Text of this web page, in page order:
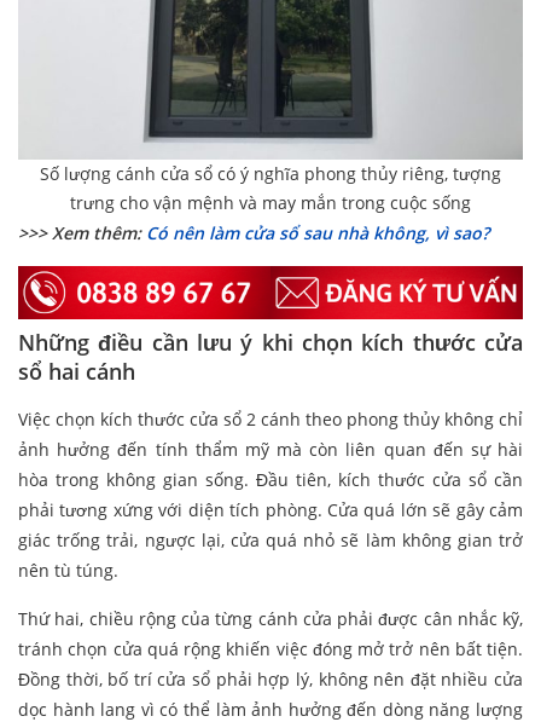
Số lượng cánh cửa sổ có ý nghĩa phong thủy riêng, tượng
trưng cho vận mệnh và may mắn trong cuộc sống
>>> Xem thêm: Có nên làm cửa sổ sau nhà không, vì sao?
Những điều cần lưu ý khi chọn kích thước cửa
sổ hai cánh
Việc chọn kích thước cửa sổ 2 cánh theo phong thủy không chỉ
ảnh hưởng đến tính thẩm mỹ mà còn liên quan đến sự hài
hòa trong không gian sống. Đầu tiên, kích thước cửa sổ cần
phải tương xứng với diện tích phòng. Cửa quá lớn sẽ gây cảm
giác trống trải, ngược lại, cửa quá nhỏ sẽ làm không gian trở
nên tù túng.
Thứ hai, chiều rộng của từng cánh cửa phải được cân nhắc kỹ,
tránh chọn cửa quá rộng khiến việc đóng mở trở nên bất tiện.
Đồng thời, bố trí cửa sổ phải hợp lý, không nên đặt nhiều cửa
dọc hành lang vì có thể làm ảnh hưởng đến dòng năng lượng